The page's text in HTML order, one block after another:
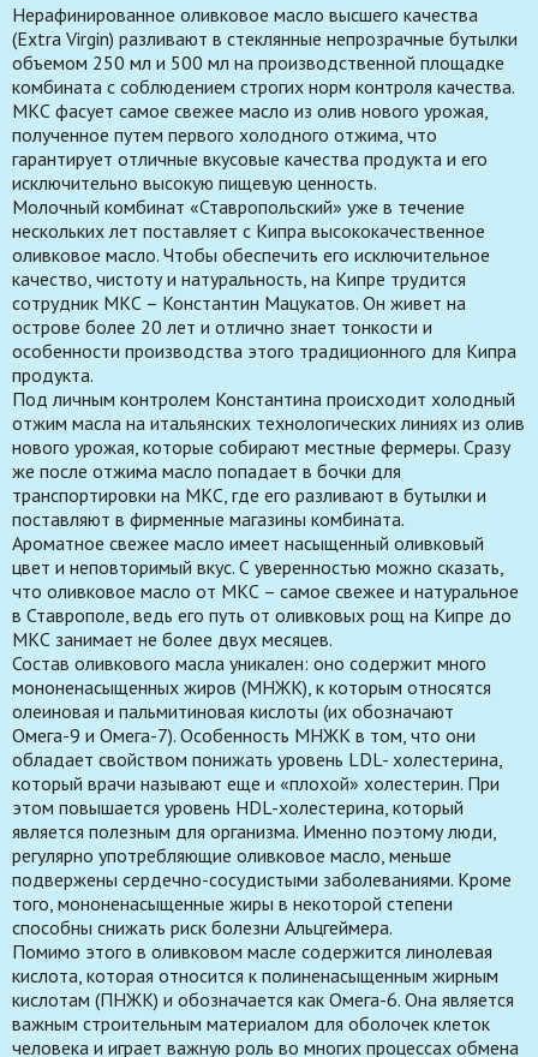
Нерафинированное оливковое масло высшего качества
(Extra Virgin) разливают в стеклянные непрозрачные бутылки
объемом 250 мл и 500 мл на производственной площадке
комбината с соблюдением строгих норм контроля качества.
МКС фасует самое свежее масло из олив нового урожая,
полученное путем первого холодного отжима, что
гарантирует отличные вкусовые качества продукта и его
исключительно высокую пищевую ценность.
Молочный комбинат «Ставропольский» уже в течение
нескольких лет поставляет с Кипра высококачественное
оливковое масло. Чтобы обеспечить его исключительное
качество, чистоту и натуральность, на Кипре трудится
сотрудник МКС – Константин Мацукатов. Он живет на
острове более 20 лет и отлично знает тонкости и
особенности производства этого традиционного для Кипра
продукта.
Под личным контролем Константина происходит холодный
отжим масла на итальянских технологических линиях из олив
нового урожая, которые собирают местные фермеры. Сразу
же после отжима масло попадает в бочки для
транспортировки на МКС, где его разливают в бутылки и
поставляют в фирменные магазины комбината.
Ароматное свежее масло имеет насыщенный оливковый
цвет и неповторимый вкус. С уверенностью можно сказать,
что оливковое масло от МКС – самое свежее и натуральное
в Ставрополе, ведь его путь от оливковых рощ на Кипре до
МКС занимает не более двух месяцев.
Состав оливкового масла уникален: оно содержит много
мононенасыщенных жиров (МНЖК), к которым относятся
олеиновая и пальмитиновая кислоты (их обозначают
Омега-9 и Омега-7). Особенность МНЖК в том, что они
обладает свойством понижать уровень LDL- холестерина,
который врачи называют еще и «плохой» холестерин. При
этом повышается уровень HDL-холестерина, который
является полезным для организма. Именно поэтому люди,
регулярно употребляющие оливковое масло, меньше
подвержены сердечно-сосудистыми заболеваниями. Кроме
того, мононенасыщенные жиры в некоторой степени
способны снижать риск болезни Альцгеймера.
Помимо этого в оливковом масле содержится линолевая
кислота, которая относится к полиненасыщенным жирным
кислотам (ПНЖК) и обозначается как Омега-6. Она является
важным строительным материалом для оболочек клеток
человека и играет важную роль во многих процессах обмена